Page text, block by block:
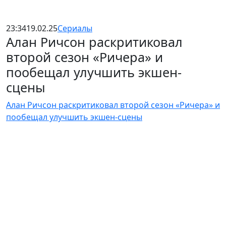
23:3419.02.25Сериалы
Алан Ричсон раскритиковал
второй сезон «Ричера» и
пообещал улучшить экшен-
сцены
Алан Ричсон раскритиковал второй сезон «Ричера» и
пообещал улучшить экшен-сцены